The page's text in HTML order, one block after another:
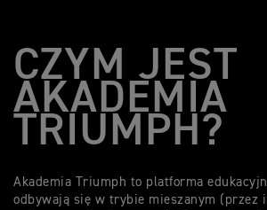
CZYM JEST
AKADEMIA
TRIUMPH?
Akademia Triumph to platforma
odbywają się w trybie mieszanym (przez